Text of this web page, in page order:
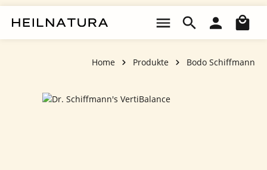
Home Produkte Bodo Schiffmann
Bildergalerie überspringen